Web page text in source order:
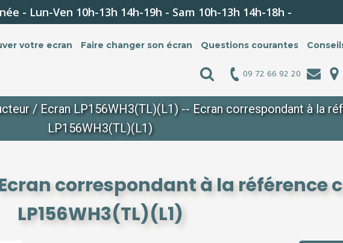
- Lun-Ven 10h-13h 14h-19h - Sam 10h-13h 14h-18h -
votre ecran Faire changer son écran Questions courantes
09 72 66 92 20
/ Ecran LP156WH3(TL)(L1) -- Ecran correspondant à la
LP156WH3(TL)(L1)
Ecran correspondant à la référence
LP156WH3(TL)(L1)